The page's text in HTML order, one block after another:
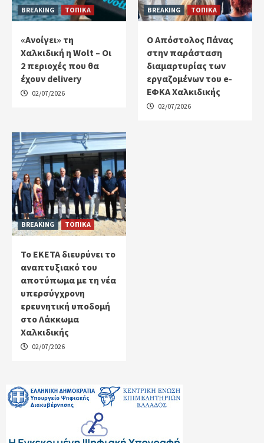
BREAKING ΤΟΠΙΚΑ
«Ανοίγει» τη
Χαλκιδική η Wolt – Οι
2 περιοχές που θα
έχουν delivery
02/07/2026
BREAKING ΤΟΠΙΚΑ
Ο Απόστολος Πάνας
στην παράσταση
διαμαρτυρίας των
εργαζομένων του e-
ΕΦΚΑ Χαλκιδικής
02/07/2026
BREAKING ΤΟΠΙΚΑ
Το ΕΚΕΤΑ διευρύνει το
αναπτυξιακό του
αποτύπωμα με τη νέα
υπερσύγχρονη
ερευνητική υποδομή
στο Λάκκωμα
Χαλκιδικής
02/07/2026